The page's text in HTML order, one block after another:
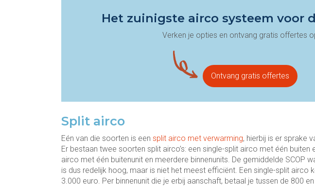
Het zuinigste airco systeem voor
Verken je opties en ontvang gratis offertes
Ontvang gratis offertes
Split airco
Eén van die soorten is een split airco met verwarming, hierbij is er sprake
Er bestaan twee soorten split airco’s: een single-split airco met één buiten
airco met één buitenunit en meerdere binnenunits. De gemiddelde SCOP
is dus redelijk hoog, maar is niet het meest efficiënt. Een single-split airco
3.000 euro. Per binnenunit die je erbij aanschaft, betaal je tussen de 800 en